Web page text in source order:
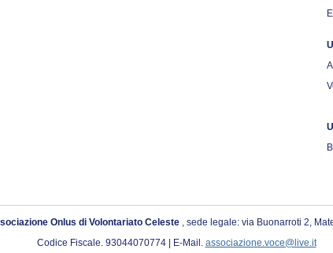
Onlus di Volontariato Celeste , sede legale: via Buonarroti 2,
Codice Fiscale. 93044070774 | E-Mail. associazione.voce@live.it